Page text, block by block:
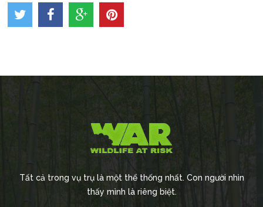
Tất cả trong vụ trụ là một thể thống nhất. Con người nhìn
thấy mình là riêng biệt.